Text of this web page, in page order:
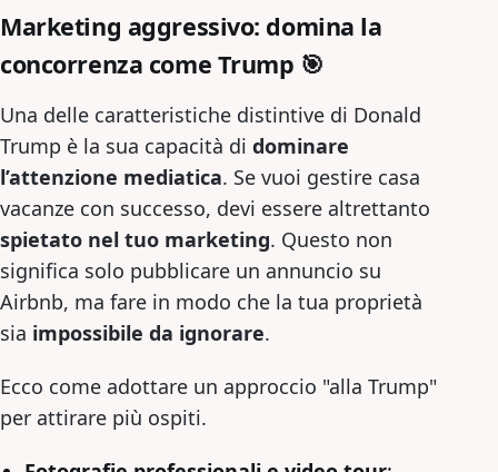
Marketing aggressivo: domina la
concorrenza come Trump 🎯
Una delle caratteristiche distintive di Donald
Trump è la sua capacità di dominare
l’attenzione mediatica. Se vuoi gestire casa
vacanze con successo, devi essere altrettanto
spietato nel tuo marketing. Questo non
significa solo pubblicare un annuncio su
Airbnb, ma fare in modo che la tua proprietà
sia impossibile da ignorare.
Ecco come adottare un approccio "alla Trump"
per attirare più ospiti.